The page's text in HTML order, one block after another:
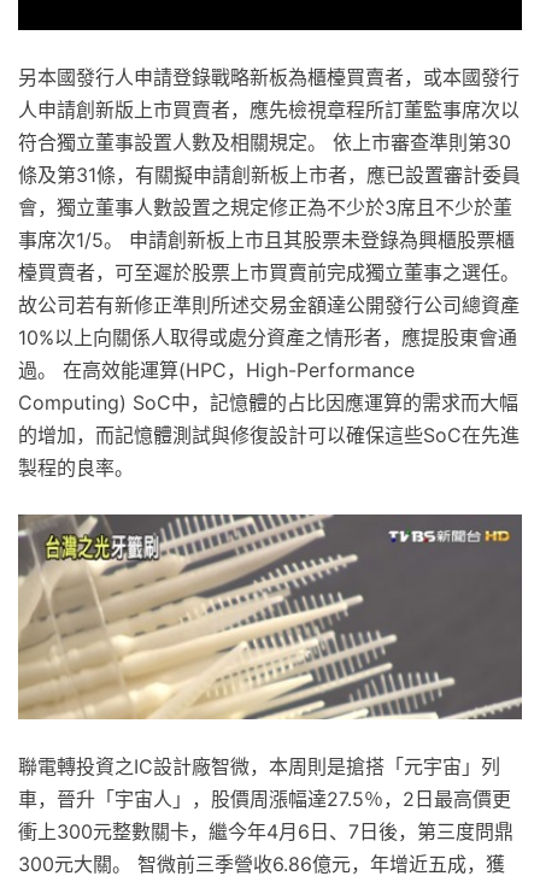
另本國發行人申請登錄戰略新板為櫃檯買賣者，或本國發行
人申請創新版上市買賣者，應先檢視章程所訂董監事席次以
符合獨立董事設置人數及相關規定。 依上市審查準則第30
條及第31條，有關擬申請創新板上市者，應已設置審計委員
會，獨立董事人數設置之規定修正為不少於3席且不少於董
事席次1/5。 申請創新板上市且其股票未登錄為興櫃股票櫃
檯買賣者，可至遲於股票上市買賣前完成獨立董事之選任。
故公司若有新修正準則所述交易金額達公開發行公司總資產
10%以上向關係人取得或處分資產之情形者，應提股東會通
過。 在高效能運算(HPC，High-Performance
Computing) SoC中，記憶體的占比因應運算的需求而大幅
的增加，而記憶體測試與修復設計可以確保這些SoC在先進
製程的良率。
聯電轉投資之IC設計廠智微，本周則是搶搭「元宇宙」列
車，晉升「宇宙人」，股價周漲幅達27.5％，2日最高價更
衝上300元整數關卡，繼今年4月6日、7日後，第三度問鼎
300元大關。 智微前三季營收6.86億元，年增近五成，獲